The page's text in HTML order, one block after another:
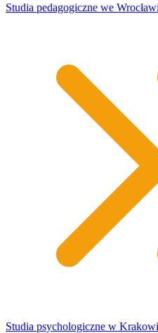
Studia pedagogiczne we
Studia psychologiczne w